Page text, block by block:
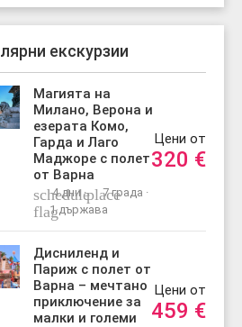
екскурзии
Магията на
Милано, Верона и
езерата Комо,
Гарда и Лаго
Маджоре с полет
от Варна
schedule
4 дни ·place7 града ·
flag1 държава
Цени от
320 €
Дисниленд и
Париж с полет от
Варна – мечтано
приключение за
малки и големи
Цени от
459 €